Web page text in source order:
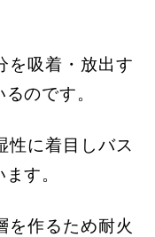
を吸着・放出す
のです。
性に着目しバス
す。
を作るため耐火